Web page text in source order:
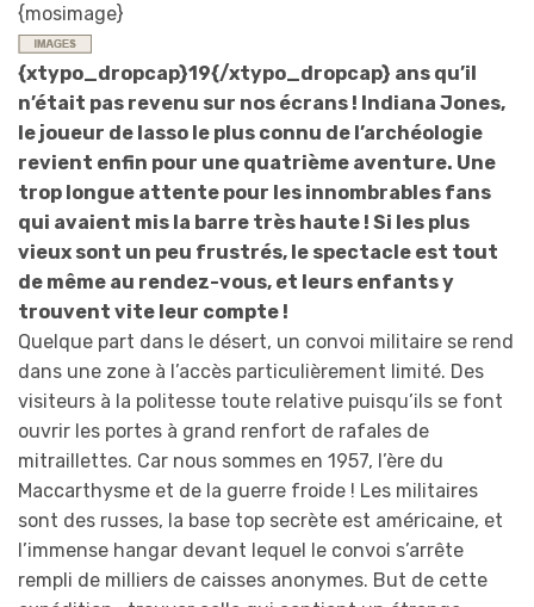
{mosimage}
{xtypo_dropcap}19{/xtypo_dropcap} ans qu’il
n’était pas revenu sur nos écrans ! Indiana Jones,
le joueur de lasso le plus connu de l’archéologie
revient enfin pour une quatrième aventure. Une
trop longue attente pour les innombrables fans
qui avaient mis la barre très haute ! Si les plus
vieux sont un peu frustrés, le spectacle est tout
de même au rendez-vous, et leurs enfants y
trouvent vite leur compte !
Quelque part dans le désert, un convoi militaire se rend
dans une zone à l’accès particulièrement limité. Des
visiteurs à la politesse toute relative puisqu’ils se font
ouvrir les portes à grand renfort de rafales de
mitraillettes. Car nous sommes en 1957, l’ère du
Maccarthysme et de la guerre froide ! Les militaires
sont des russes, la base top secrète est américaine, et
l’immense hangar devant lequel le convoi s’arrête
rempli de milliers de caisses anonymes. But de cette